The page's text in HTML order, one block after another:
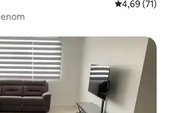
Prosječna
4,69 (71)